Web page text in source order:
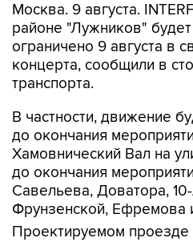
Москва. 9 августа.
районе "Лужников"
ограничено 9 августа в
концерта, сообщили в
транспорта.
В частности, движение
до окончания
Хамовнический Вал на
до окончания
Савельева, Доватора,
Фрунзенской, Ефремова
Проектируемом